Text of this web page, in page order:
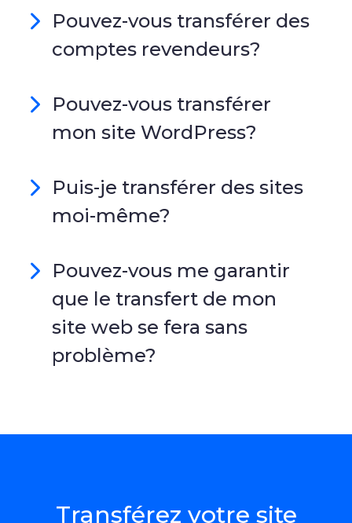
Pouvez-vous transférer des
comptes revendeurs?
Pouvez-vous transférer
mon site WordPress?
Puis-je transférer des sites
moi-même?
Pouvez-vous me garantir
que le transfert de mon
site web se fera sans
problème?
Transférez votre site